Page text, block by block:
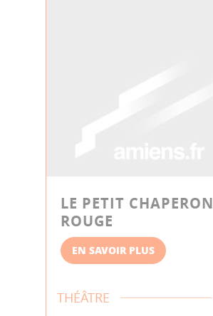
LE PETIT CHAPERON
ROUGE
EN SAVOIR PLUS
THÉÂTRE